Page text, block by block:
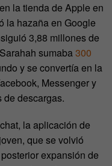
la tienda de Apple en
la hazaña en Google
3,88 millones de
sumaba300
y se convertía en la
Messenger y
de descargas.
la aplicación de
que se volvió
expansión de